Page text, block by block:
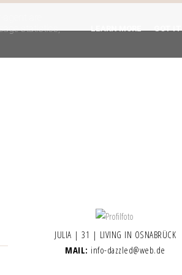
JULIA | 31 | LIVING IN OSNABRÜCK
MAIL: info-dazzled@web.de
are
statistics,
LEARN MORE GOT IT